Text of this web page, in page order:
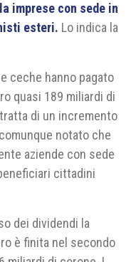
imprese con sede in
esteri. Lo indica la
ceche hanno pagato
quasi 189 miliardi di
di un incremento
notato che
aziende con sede
cittadini
dei dividendi la
è finita nel secondo